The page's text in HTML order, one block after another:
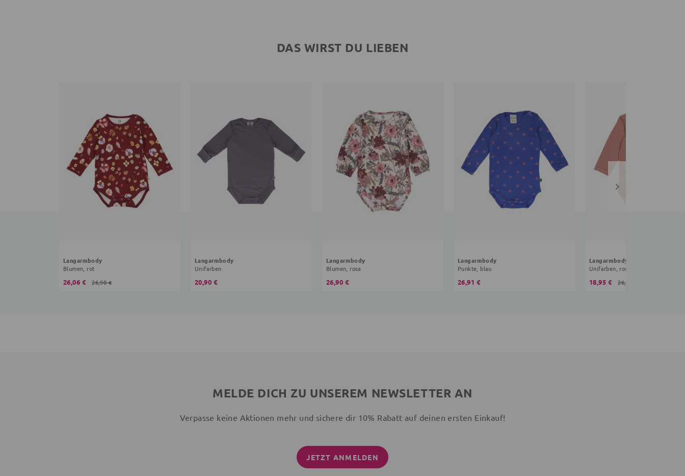
DAS WIRST DU LIEBEN
Langarmbody
Blumen, rot
26,06 € 26,90 €
Langarmbody
Unifarben
20,90 €
Langarmbody
Blumen, rosa
26,90 €
Langarmbody
Punkte, blau
26,91 €
Langarmbody
Unifarben, rosa
18,95 € 26,90 €
MELDE DICH ZU UNSEREM NEWSLETTER AN
Verpasse keine Aktionen mehr und sichere dir 10% Rabatt auf deinen ersten Einkauf!
JETZT ANMELDEN